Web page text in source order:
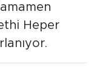
Heper